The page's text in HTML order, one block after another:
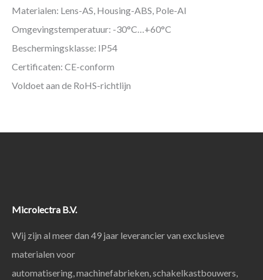
Materialen: Lens-AS, Housing-ABS, Pole-Al
Omgevingstemperatuur: -30°C…+60°C
Beschermingsklasse: IP54
Certificaten: CE-conform
Voldoet aan de RoHS-richtlijn
Microlectra B.V.
Wij zijn al meer dan 49 jaar leverancier van exclusieve
materialen voor
automatisering, machinefabrieken, schakelkastbouwers,